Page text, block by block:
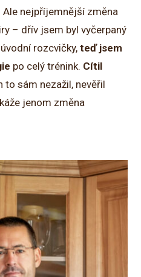
Ale nejpříjemnější změna
– dřív jsem byl vyčerpaný
rozcvičky,teď jsem
po celý trénink. Cítil
to sám nezažil, nevěřil
jenom změna